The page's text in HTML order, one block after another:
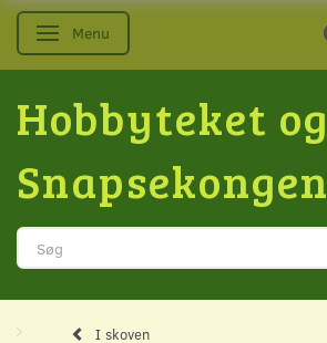
Skifte navigation
Menu
Hobbyteket og
Snapsekongen
I skoven